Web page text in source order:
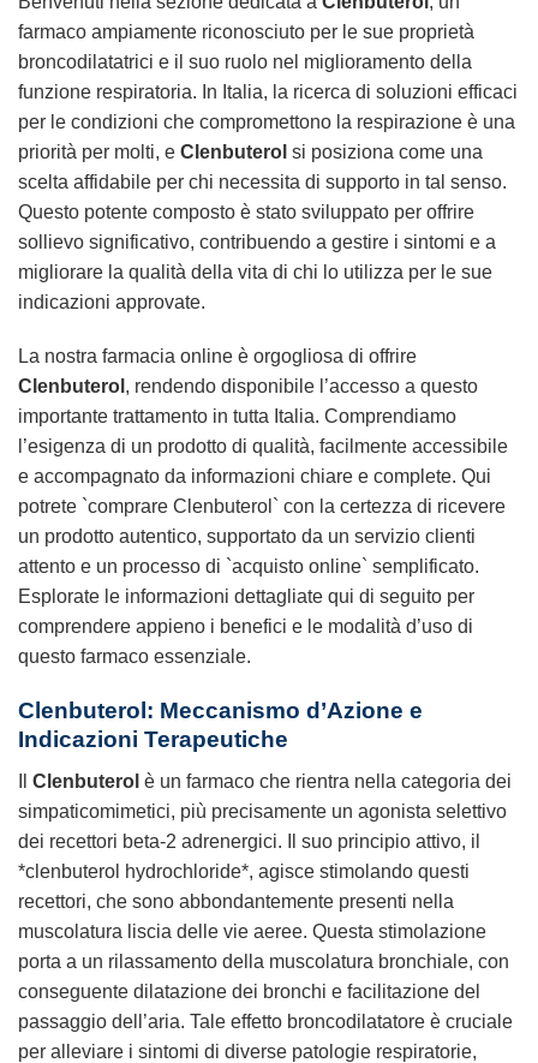
farmaco ampiamente riconosciuto per le sue proprietà
broncodilatatrici e il suo ruolo nel miglioramento della
funzione respiratoria. In Italia, la ricerca di soluzioni efficaci
per le condizioni che compromettono la respirazione è una
priorità per molti, e Clenbuterol si posiziona come una
scelta affidabile per chi necessita di supporto in tal senso.
Questo potente composto è stato sviluppato per offrire
sollievo significativo, contribuendo a gestire i sintomi e a
migliorare la qualità della vita di chi lo utilizza per le sue
indicazioni approvate.
La nostra farmacia online è orgogliosa di offrire
Clenbuterol , rendendo disponibile l’accesso a questo
importante trattamento in tutta Italia. Comprendiamo
l’esigenza di un prodotto di qualità, facilmente accessibile
e accompagnato da informazioni chiare e complete. Qui
potrete `comprare Clenbuterol` con la certezza di ricevere
un prodotto autentico, supportato da un servizio clienti
attento e un processo di `acquisto online` semplificato.
Esplorate le informazioni dettagliate qui di seguito per
comprendere appieno i benefici e le modalità d’uso di
questo farmaco essenziale.
Clenbuterol: Meccanismo d’Azione e
Indicazioni Terapeutiche
Clenbuterol è un farmaco che rientra nella categoria dei
simpaticomimetici, più precisamente un agonista selettivo
dei recettori beta-2 adrenergici. Il suo principio attivo, il
*clenbuterol hydrochloride*, agisce stimolando questi
recettori, che sono abbondantemente presenti nella
muscolatura liscia delle vie aeree. Questa stimolazione
porta a un rilassamento della muscolatura bronchiale, con
conseguente dilatazione dei bronchi e facilitazione del
passaggio dell’aria. Tale effetto broncodilatatore è cruciale
per alleviare i sintomi di diverse patologie respiratorie,